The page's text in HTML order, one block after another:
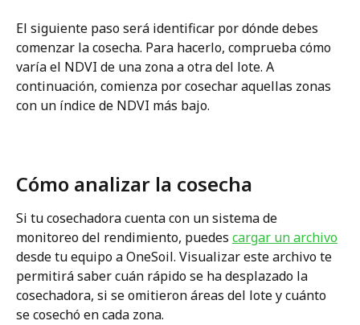
El siguiente paso será identificar por dónde debes
comenzar la cosecha. Para hacerlo, comprueba cómo
varía el NDVI de una zona a otra del lote. A
continuación, comienza por cosechar aquellas zonas
con un índice de NDVI más bajo.
Cómo analizar la cosecha
Si tu cosechadora cuenta con un sistema de
monitoreo del rendimiento, puedes cargar un archivo
desde tu equipo a OneSoil. Visualizar este archivo te
permitirá saber cuán rápido se ha desplazado la
cosechadora, si se omitieron áreas del lote y cuánto
se cosechó en cada zona.